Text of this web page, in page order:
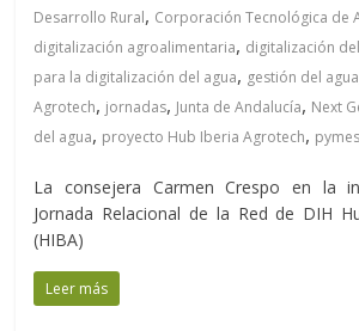
Desarrollo Rural, Corporación Tecnológica de
digitalización agroalimentaria, digitalización
para la digitalización del agua, gestión del agua
Agrotech, jornadas, Junta de Andalucía, Next
del agua, proyecto Hub Iberia Agrotech,
La consejera Carmen Crespo en la
Jornada Relacional de la Red de DIH
(HIBA)
Leer más